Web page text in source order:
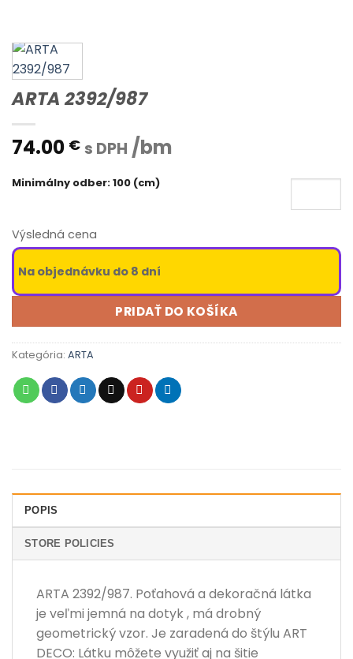
ARTA 2392/987
74.00 € s DPH /bm
Minimálny odber: 100 (cm)
Výsledná cena
Na objednávku do 8 dní
PRIDAŤ DO KOŠÍKA
Kategória: ARTA
POPIS
STORE POLICIES
ARTA 2392/987. Poťahová a dekoračná látka
je veľmi jemná na dotyk , má drobný
geometrický vzor. Je zaradená do štýlu ART
DECO: Látku môžete využiť aj na šitie